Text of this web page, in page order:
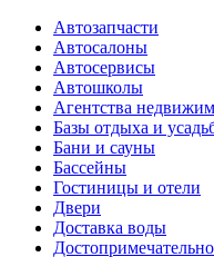
Автозапчасти
Автосалоны
Автосервисы
Автошколы
Агентства
Базы отдыха и
Бани и сауны
Бассейны
Гостиницы и отели
Двери
Доставка воды